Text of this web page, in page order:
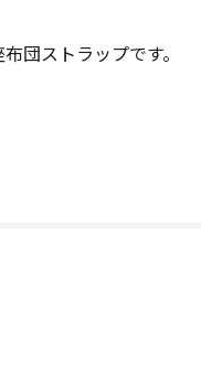
団ストラップです。